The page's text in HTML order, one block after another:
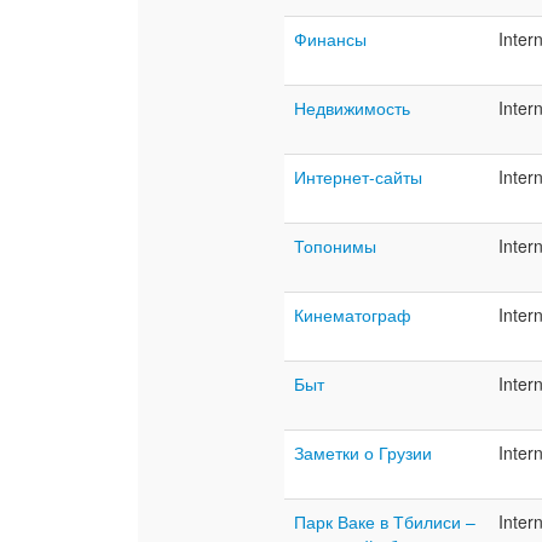
Финансы
Недвижимость
Интернет-сайты
Топонимы
Кинематограф
Быт
Заметки о Грузии
Парк Ваке в Тбилиси –